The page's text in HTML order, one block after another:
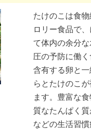
たけのこは食
ロリー食品で
て体内の余分
圧の予防に働
含有する卵と
らとたけのこ
ます。豊富な
質なたんぱく
などの生活習慣